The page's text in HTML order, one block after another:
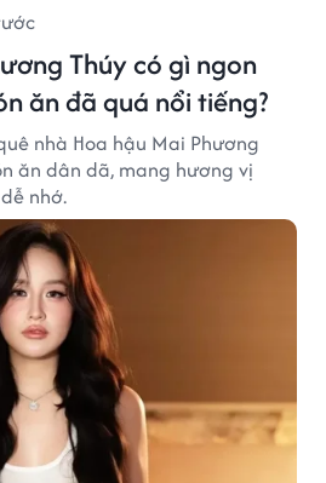
Thúy có gì ngon
ăn đã quá nổi tiếng?
nhà Hoa hậu Mai Phương
ăn dân dã, mang hương vị
nhớ.